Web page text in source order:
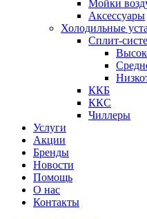
Мойки
Аксессуары
Холодильные
Сплит-
ККБ
ККС
Чиллеры
Услуги
Акции
Бренды
Новости
Помощь
О нас
Контакты